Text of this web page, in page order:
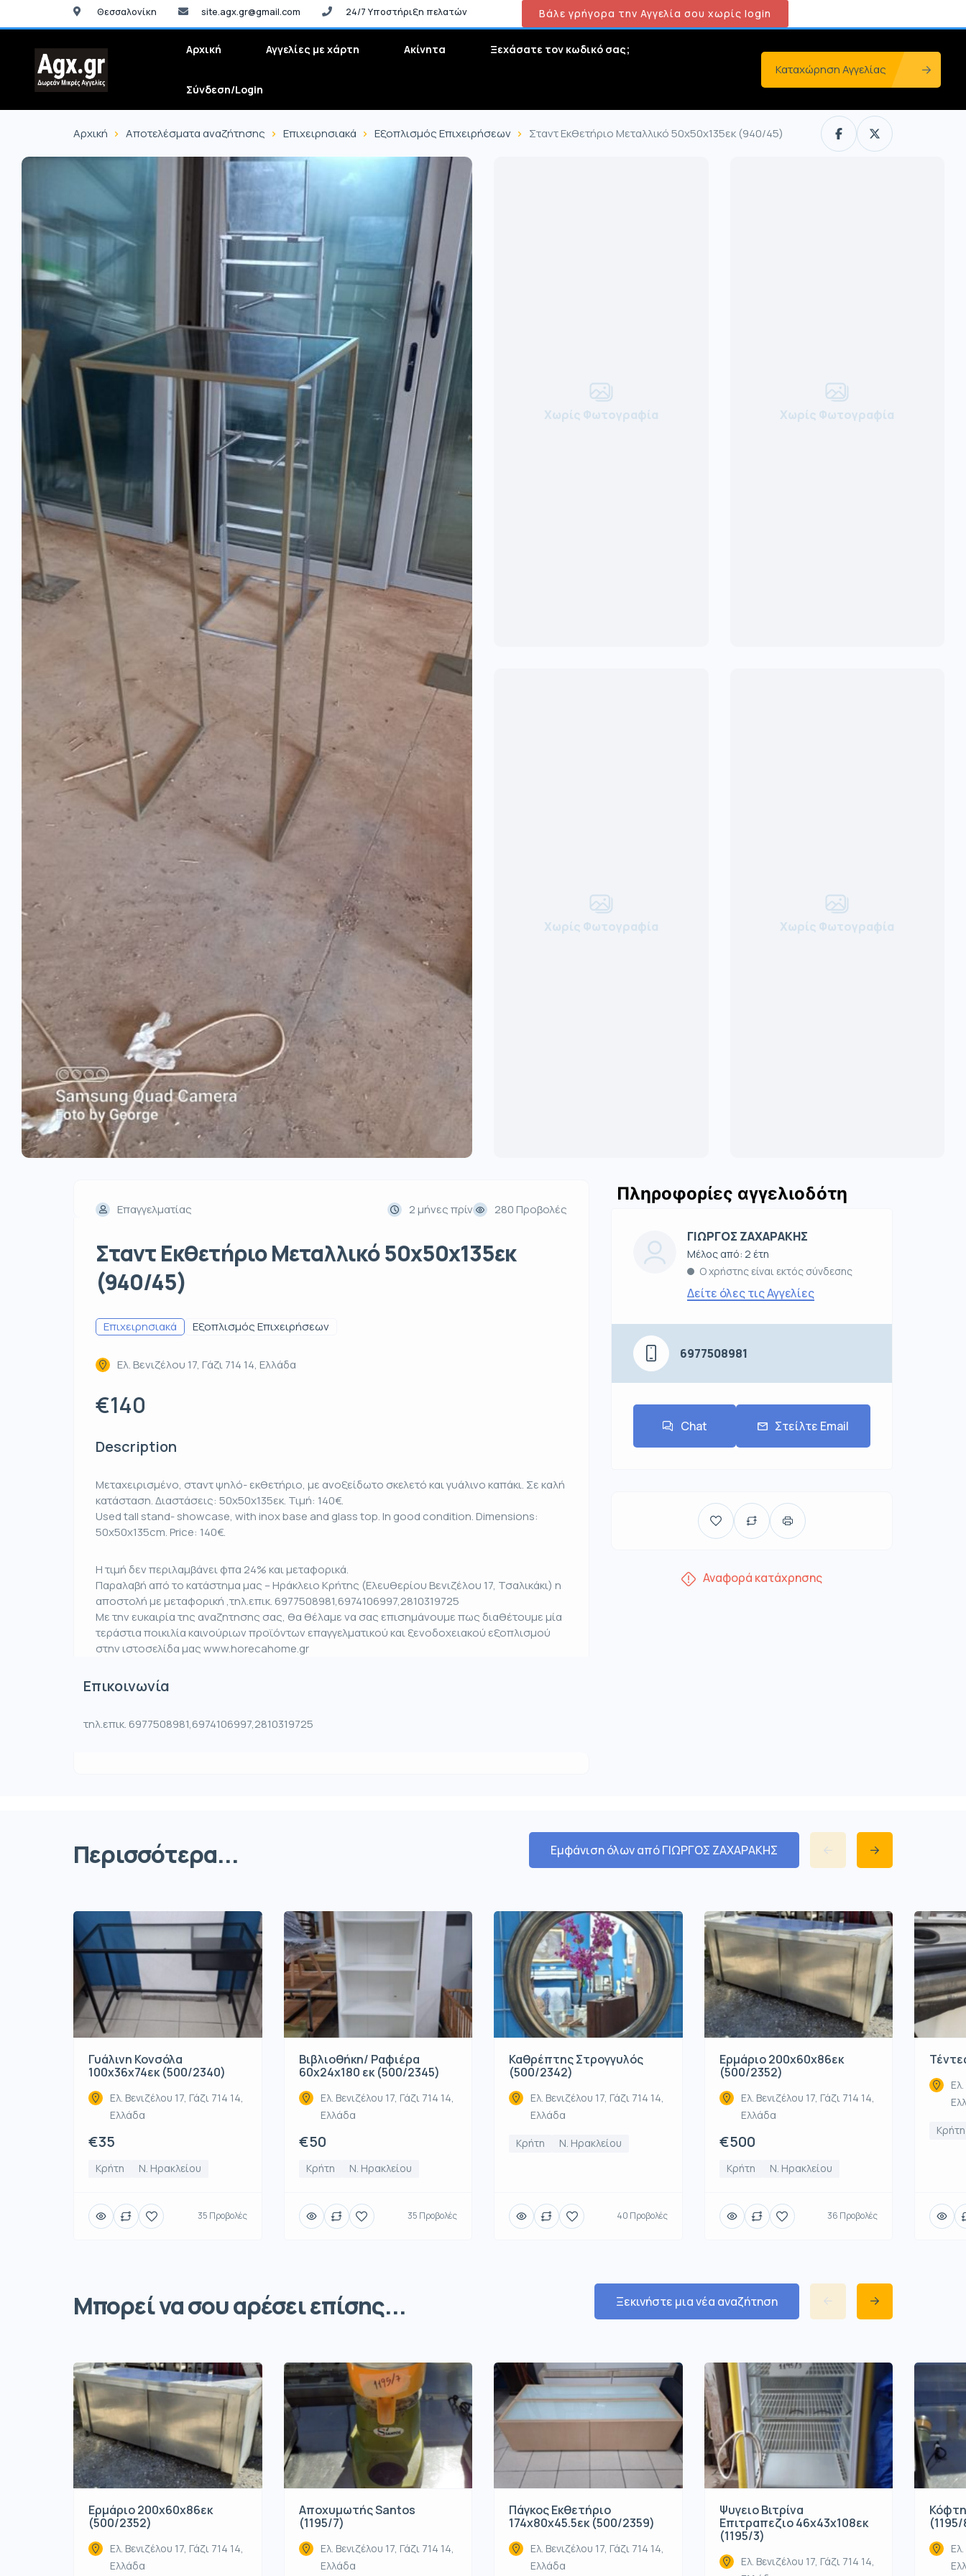
Θεσσαλονίκη site.agx.gr@gmail.com 24/7 Υποστήριξη πελατών Βάλε γρήγορα την Αγγελία σου χωρίς login
Αρχική Αγγελίες με χάρτη Ακίνητα Ξεχάσατε τον κωδικό σας;
Σύνδεση/Login
Καταχώρηση Αγγελίας
Αρχική Αποτελέσματα αναζήτησης Επιχειρησιακά Εξοπλισμός Επιχειρήσεων Σταντ Εκθετήριο Μεταλλικό 50x50x135εκ (940/45)
Χωρίς Φωτογραφία Χωρίς Φωτογραφία
Χωρίς Φωτογραφία Χωρίς Φωτογραφία
Επαγγελματίας 2 μήνες πρίν 280 Προβολές
Σταντ Εκθετήριο Μεταλλικό 50x50x135εκ
(940/45)
Επιχειρησιακά Εξοπλισμός Επιχειρήσεων
Ελ. Βενιζέλου 17, Γάζι 714 14, Ελλάδα
€140
Description
Μεταχειρισμένο, σταντ ψηλό- εκθετήριο, με ανοξείδωτο σκελετό και γυάλινο καπάκι. Σε καλή
κατάσταση. Διαστάσεις: 50x50x135εκ. Τιμή: 140€.
Used tall stand- showcase, with inox base and glass top. In good condition. Dimensions:
50x50x135cm. Price: 140€.
Η τιμή δεν περιλαμβάνει φπα 24% και μεταφορικά.
Παραλαβή από το κατάστημα μας – Ηράκλειο Κρήτης (Ελευθερίου Βενιζέλου 17, Τσαλικάκι) η
αποστολή με μεταφορική ,τηλ.επικ. 6977508981,6974106997,2810319725
Με την ευκαιρία της αναζητησης σας, θα θέλαμε να σας επισημάνουμε πως διαθέτουμε μία
τεράστια ποικιλία καινούριων προϊόντων επαγγελματικού και ξενοδοχειακού εξοπλισμού
στην ιστοσελίδα μας www.horecahome.gr
Επικοινωνία
τηλ.επικ. 6977508981,6974106997,2810319725
Πληροφορίες αγγελιοδότη
ΓΙΩΡΓΟΣ ΖΑΧΑΡΑΚΗΣ
Μέλος από: 2 έτη
Ο χρήστης είναι εκτός σύνδεσης
Δείτε όλες τις Αγγελίες
6977508981
Chat Στείλτε Email
Αναφορά κατάχρησης
Περισσότερα... Εμφάνιση όλων από ΓΙΩΡΓΟΣ ΖΑΧΑΡΑΚΗΣ
Γυάλινη Κονσόλα
100x36x74εκ (500/2340)
Ελ. Βενιζέλου 17, Γάζι 714 14,
Ελλάδα
€35
Κρήτη Ν. Ηρακλείου
35 Προβολές
Βιβλιοθήκη/ Ραφιέρα
60x24x180 εκ (500/2345)
Ελ. Βενιζέλου 17, Γάζι 714 14,
Ελλάδα
€50
Κρήτη Ν. Ηρακλείου
35 Προβολές
Καθρέπτης Στρογγυλός
(500/2342)
Ελ. Βενιζέλου 17, Γάζι 714 14,
Ελλάδα
Κρήτη Ν. Ηρακλείου
40 Προβολές
Ερμάριο 200x60x86εκ
(500/2352)
Ελ. Βενιζέλου 17, Γάζι 714 14,
Ελλάδα
€500
Κρήτη Ν. Ηρακλείου
36 Προβολές
Κρήτη
Μπορεί να σου αρέσει επίσης... Ξεκινήστε μια νέα αναζήτηση
Ερμάριο 200x60x86εκ
(500/2352)
Ελ. Βενιζέλου 17, Γάζι 714 14,
Ελλάδα
Αποχυμωτής Santos
(1195/7)
Ελ. Βενιζέλου 17, Γάζι 714 14,
Ελλάδα
Πάγκος Εκθετήριο
174x80x45.5εκ (500/2359)
Ελ. Βενιζέλου 17, Γάζι 714 14,
Ελλάδα
Ψυγειο Βιτρίνα
Επιτραπεζιο 46x43x108εκ
(1195/3)
Ελ. Βενιζέλου 17, Γάζι 714 14,